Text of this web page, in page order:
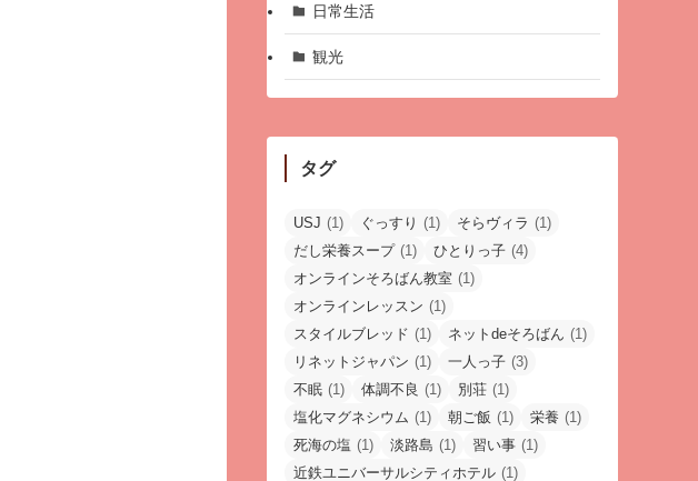
日常生活
観光
タグ
USJ (1) ぐっすり (1) そらヴィラ (1)
だし栄養スープ (1) ひとりっ子 (4)
オンラインそろばん教室 (1)
オンラインレッスン (1)
スタイルブレッド (1) ネットdeそろばん (1)
リネットジャパン (1) 一人っ子 (3)
不眠 (1) 体調不良 (1) 別荘 (1)
塩化マグネシウム (1) 朝ご飯 (1) 栄養 (1)
死海の塩 (1) 淡路島 (1) 習い事 (1)
近鉄ユニバーサルシティホテル (1)